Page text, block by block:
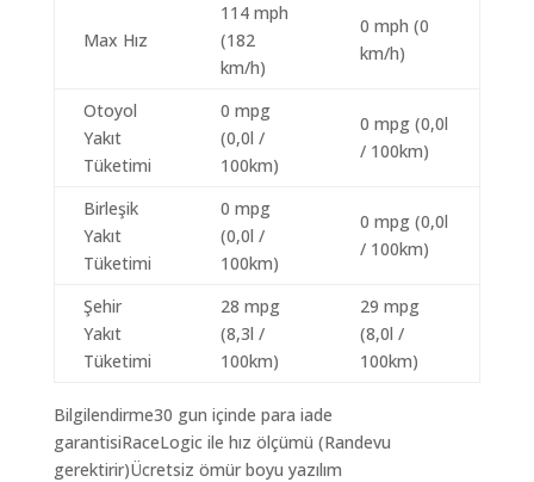
Max Hız
114 mph
(182
km/h)
0 mph (0
km/h)
Otoyol
Yakıt
Tüketimi
0 mpg
(0,0l /
100km)
0 mpg (0,0l
/ 100km)
Birleşik
Yakıt
Tüketimi
0 mpg
(0,0l /
100km)
0 mpg (0,0l
/ 100km)
Şehir
Yakıt
Tüketimi
28 mpg
(8,3l /
100km)
29 mpg
(8,0l /
100km)
Bilgilendirme30 gun içinde para iade
garantisiRaceLogic ile hız ölçümü (Randevu
gerektirir)Ücretsiz ömür boyu yazılım